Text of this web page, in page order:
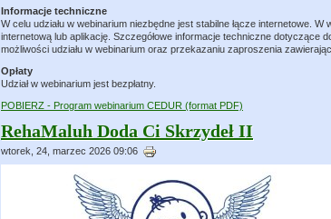
Informacje techniczne
W celu udziału w webinarium niezbędne jest stabilne łącze internetowe.
internetową lub aplikację. Szczegółowe informacje techniczne dotyczące
możliwości udziału w webinarium oraz przekazaniu zaproszenia
Opłaty
Udział w webinarium jest bezpłatny.
POBIERZ - Program webinarium CEDUR (format PDF)
RehaMaluh Doda Ci Skrzydeł II
wtorek, 24, marzec 2026 09:06